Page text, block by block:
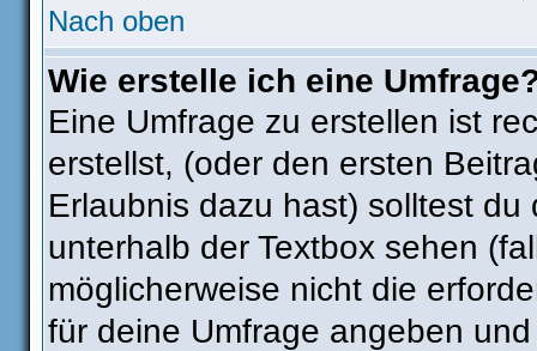
Nach oben
Wie erstelle ich eine
Eine Umfrage zu erstellen ist
erstellst, (oder den ersten
Erlaubnis dazu hast) solltest
unterhalb der Textbox sehen
möglicherweise nicht die
für deine Umfrage angeben